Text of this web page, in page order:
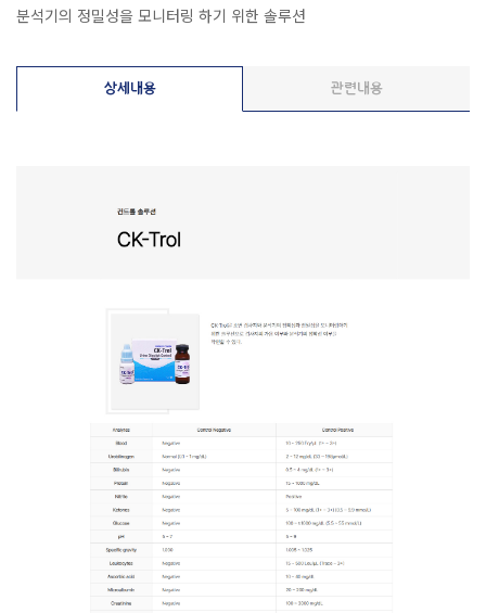
분석기의 정밀성을 모니터링 하기 위한 솔루션
상세내용 관련내용